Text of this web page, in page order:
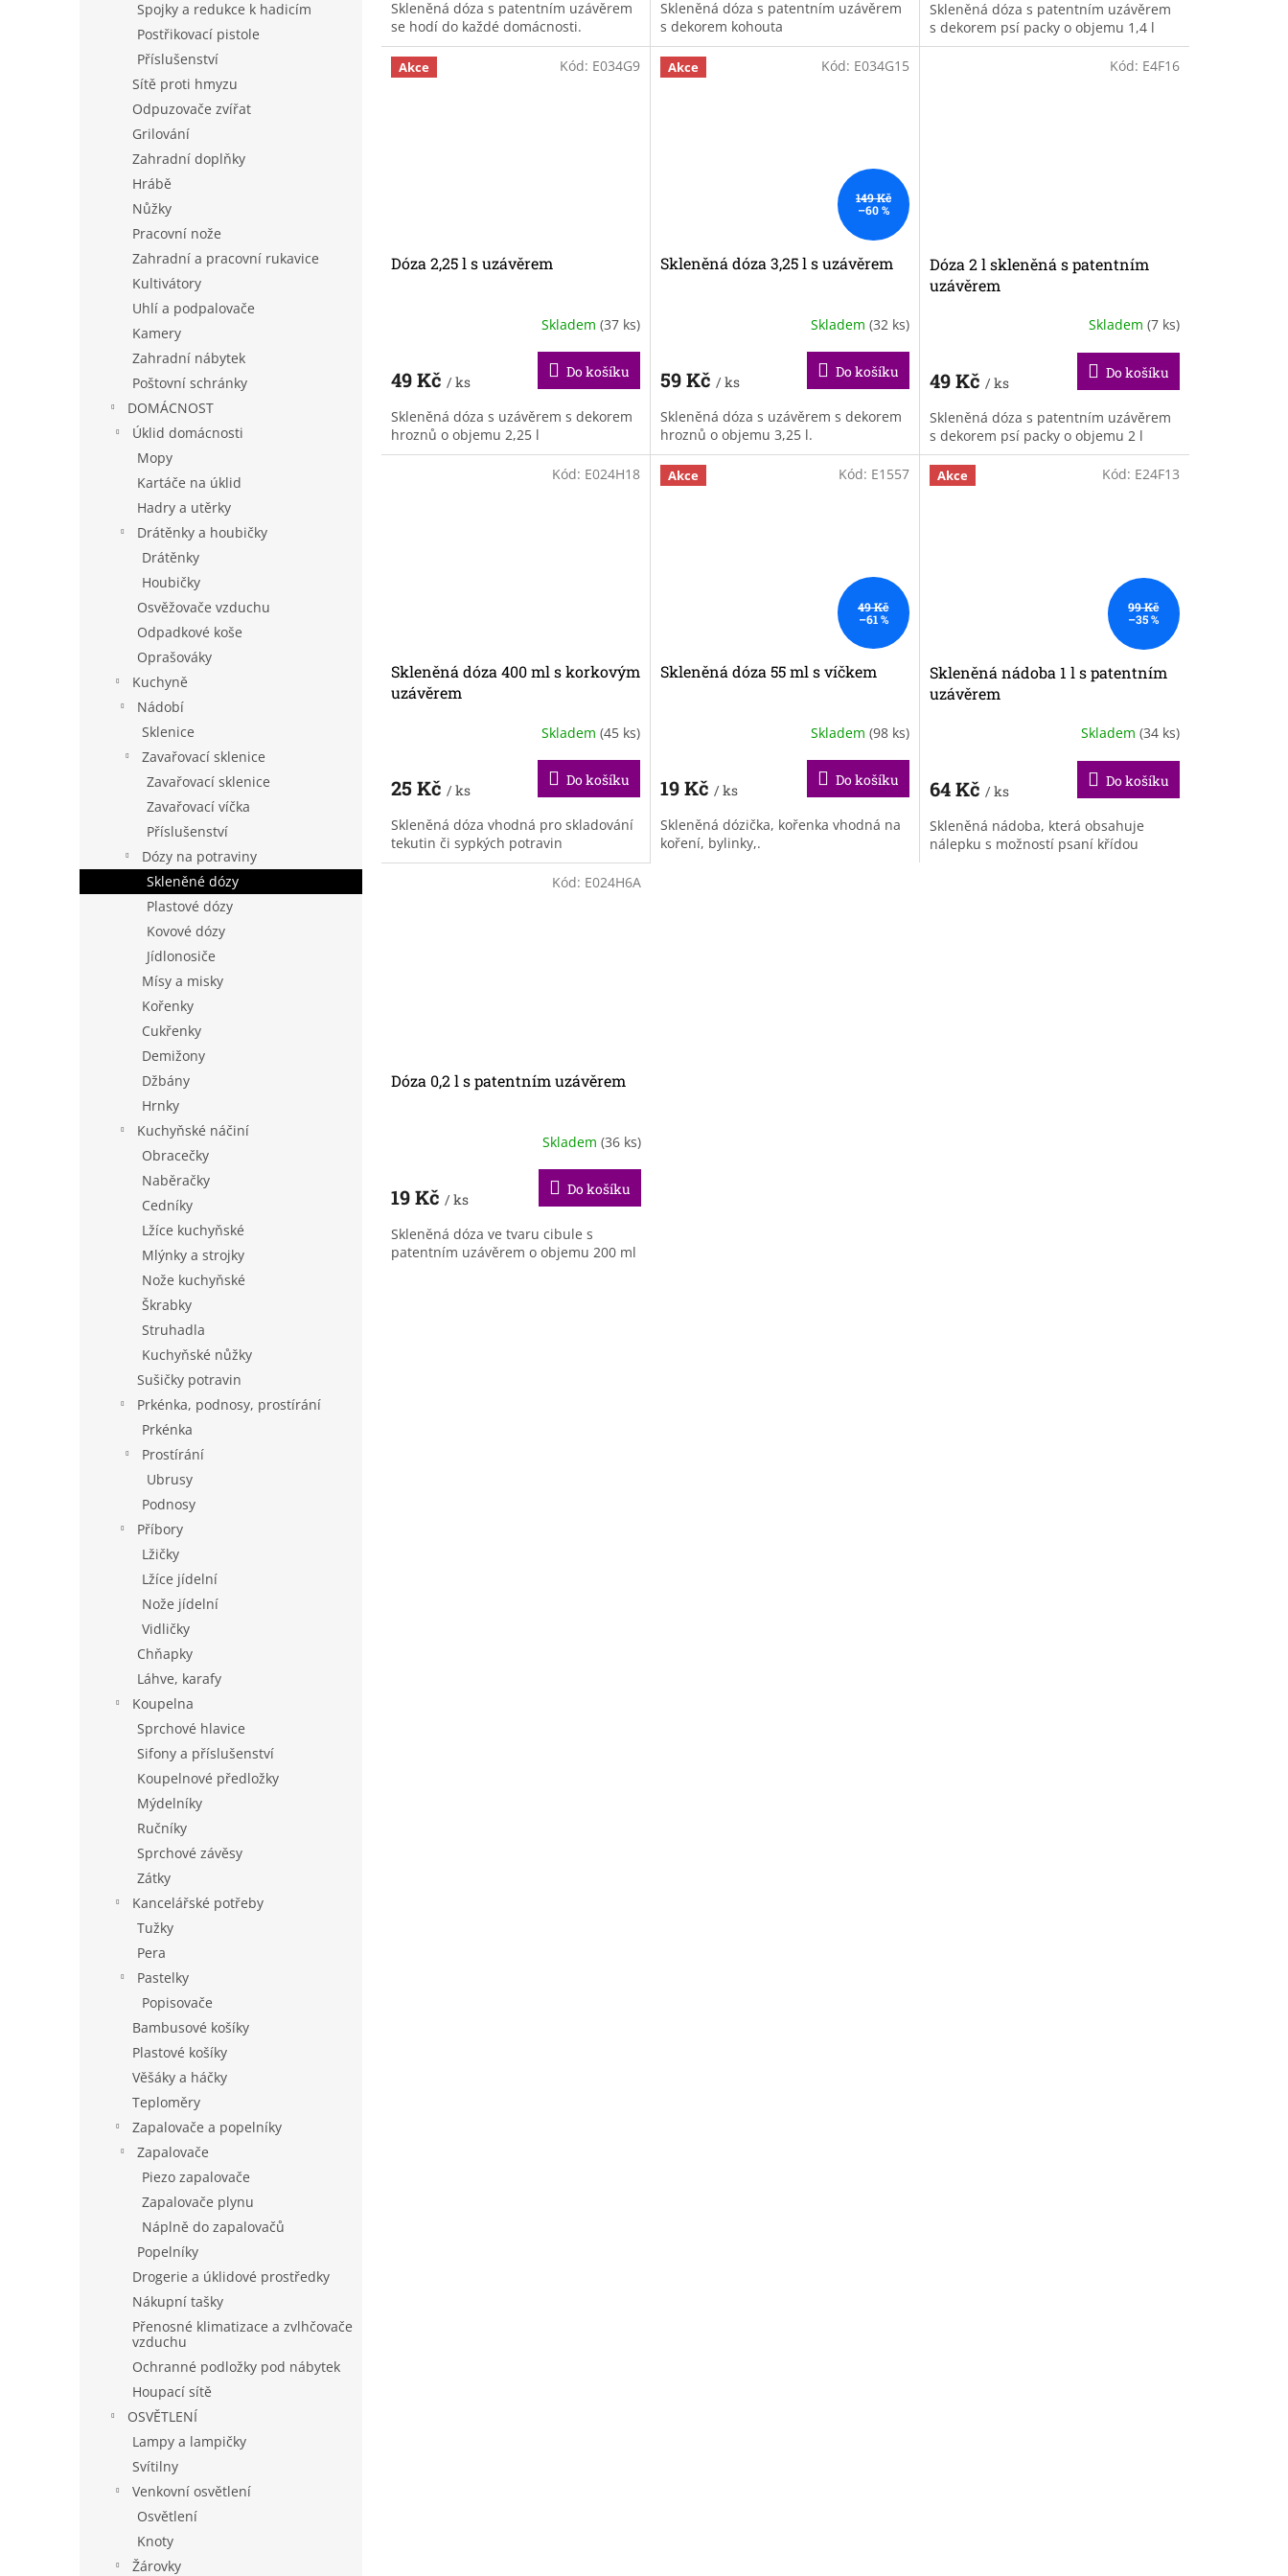
Spojky a redukce k hadicím
Postřikovací pistole
Příslušenství
Sítě proti hmyzu
Odpuzovače zvířat
Grilování
Zahradní doplňky
Hrábě
Nůžky
Pracovní nože
Zahradní a pracovní rukavice
Kultivátory
Uhlí a podpalovače
Kamery
Zahradní nábytek
Poštovní schránky
DOMÁCNOST
Úklid domácnosti
Mopy
Kartáče na úklid
Hadry a utěrky
Drátěnky a houbičky
Drátěnky
Houbičky
Osvěžovače vzduchu
Odpadkové koše
Oprašováky
Kuchyně
Nádobí
Sklenice
Zavařovací sklenice
Zavařovací sklenice
Zavařovací víčka
Příslušenství
Dózy na potraviny
Skleněné dózy
Plastové dózy
Kovové dózy
Jídlonosiče
Mísy a misky
Kořenky
Cukřenky
Demižony
Džbány
Hrnky
Kuchyňské náčiní
Obracečky
Naběračky
Cedníky
Lžíce kuchyňské
Mlýnky a strojky
Nože kuchyňské
Škrabky
Struhadla
Kuchyňské nůžky
Sušičky potravin
Prkénka, podnosy, prostírání
Prkénka
Prostírání
Ubrusy
Podnosy
Příbory
Lžičky
Lžíce jídelní
Nože jídelní
Vidličky
Chňapky
Láhve, karafy
Koupelna
Sprchové hlavice
Sifony a příslušenství
Koupelnové předložky
Mýdelníky
Ručníky
Sprchové závěsy
Zátky
Kancelářské potřeby
Tužky
Pera
Pastelky
Popisovače
Bambusové košíky
Plastové košíky
Věšáky a háčky
Teploměry
Zapalovače a popelníky
Zapalovače
Piezo zapalovače
Zapalovače plynu
Náplně do zapalovačů
Popelníky
Drogerie a úklidové prostředky
Nákupní tašky
Přenosné klimatizace a zvlhčovače
vzduchu
Ochranné podložky pod nábytek
Houpací sítě
OSVĚTLENÍ
Lampy a lampičky
Svítilny
Venkovní osvětlení
Osvětlení
Knoty
Žárovky
Skleněná dóza s patentním uzávěrem
se hodí do každé domácnosti.
Skleněná dóza s patentním uzávěrem
s dekorem kohouta
Skleněná dóza s patentním uzávěrem
s dekorem psí packy o objemu 1,4 l
Akce
Dóza 2,25 l s uzávěrem
Skladem (37 ks)
49 Kč / ks
Do košíku
Skleněná dóza s uzávěrem s dekorem
hroznů o objemu 2,25 l
Kód: E034G9 Akce
149 Kč
–60 %
Skleněná dóza 3,25 l s uzávěrem
Skladem (32 ks)
59 Kč / ks
Do košíku
Skleněná dóza s uzávěrem s dekorem
hroznů o objemu 3,25 l.
Kód: E034G15
Dóza 2 l skleněná s patentním
uzávěrem
Skladem (7 ks)
49 Kč / ks
Do košíku
Skleněná dóza s patentním uzávěrem
s dekorem psí packy o objemu 2 l
Kód: E4F16
Skleněná dóza 400 ml s korkovým
uzávěrem
Skladem (45 ks)
25 Kč / ks
Do košíku
Skleněná dóza vhodná pro skladování
tekutin či sypkých potravin
Kód: E024H18 Akce
49 Kč
–61 %
Skleněná dóza 55 ml s víčkem
Skladem (98 ks)
19 Kč / ks
Do košíku
Skleněná dózička, kořenka vhodná na
koření, bylinky,.
Kód: E1557 Akce
99 Kč
–35 %
Skleněná nádoba 1 l s patentním
uzávěrem
Skladem (34 ks)
64 Kč / ks
Do košíku
Skleněná nádoba, která obsahuje
nálepku s možností psaní křídou
Kód: E24F13
Dóza 0,2 l s patentním uzávěrem
Skladem (36 ks)
19 Kč / ks
Do košíku
Skleněná dóza ve tvaru cibule s
patentním uzávěrem o objemu 200 ml
Kód: E024H6A